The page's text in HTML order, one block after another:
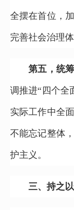
全摆在首位，
完善社会治理
第五，统筹
调推进“四个全
实际工作中全
不能忘记整体
护主义。
三、持之以